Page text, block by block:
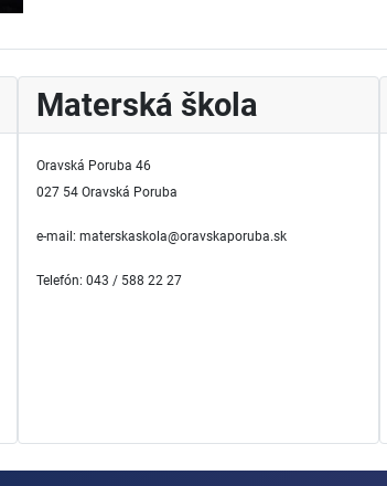
Materská škola
Oravská Poruba 46
027 54 Oravská Poruba
e-mail: materskaskola@oravskaporuba.sk
Telefón: 043 / 588 22 27